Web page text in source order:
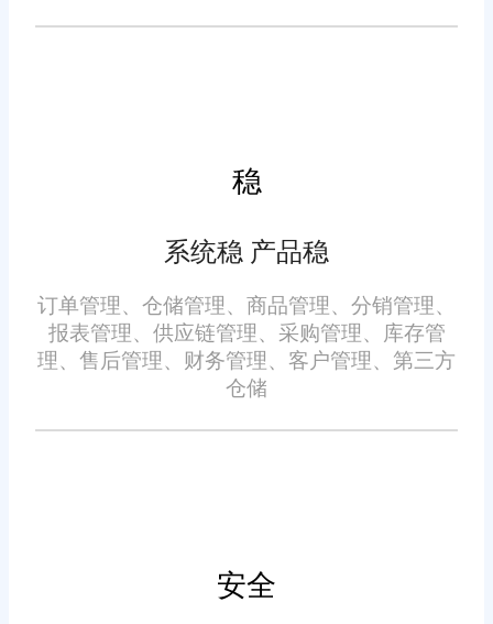
靠产品功能，一半靠实施服务。
的实施团队能力，是否具备专属
业务流程定制落地方案。
五、看操作实用性，贴合团
队作业习惯
部分ERP系统功能繁杂、操
作复杂，员工学习成本高，落地
使用率比较低。选型时需兼顾功
能全面性与操作便捷性，系统界
2026年多平台电商ERP系统
选择需要注意什么?2026年电商
稳
系统稳 产品稳
订单管理、仓储管理、商品管理、分销管理、
报表管理、供应链管理、采购管理、库存管
理、售后管理、财务管理、客户管理、第三方
仓储
安全